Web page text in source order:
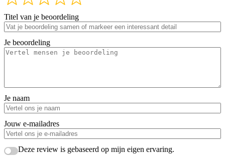
Titel van je beoordeling
Je beoordeling
Je naam
Jouw e-mailadres
Deze review is gebaseerd op mijn eigen ervaring.